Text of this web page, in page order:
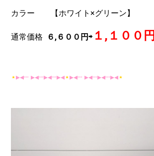
カラー 【ホワイト×グリーン】
通常価格 ６,６００円⇨１,１００円
⋆▸◂┄ ▸◂┄▸◂┄▸◂⋆▸◂┄ ▸◂┄▸◂┄▸◂⋆